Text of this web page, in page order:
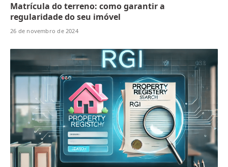
Matrícula do terreno: como garantir a
regularidade do seu imóvel
26 de novembro de 2024